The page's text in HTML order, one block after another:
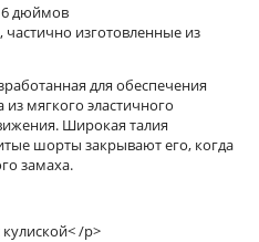
дюймов
изготовленные из
для обеспечения
мягкого эластичного
Широкая талия
шорты закрывают его, когда
замаха.
/p>